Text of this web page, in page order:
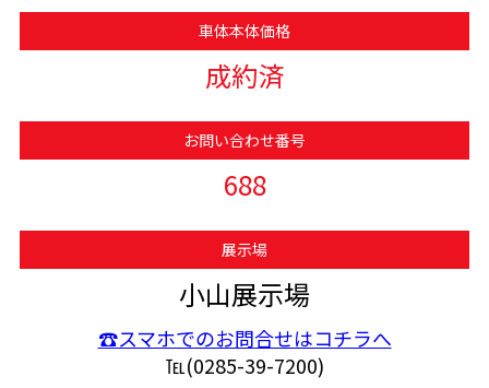
車体本体価格
成約済
お問い合わせ番号
688
展示場
小山展示場
☎スマホでのお問合せはコチラへ
℡(0285-39-7200)